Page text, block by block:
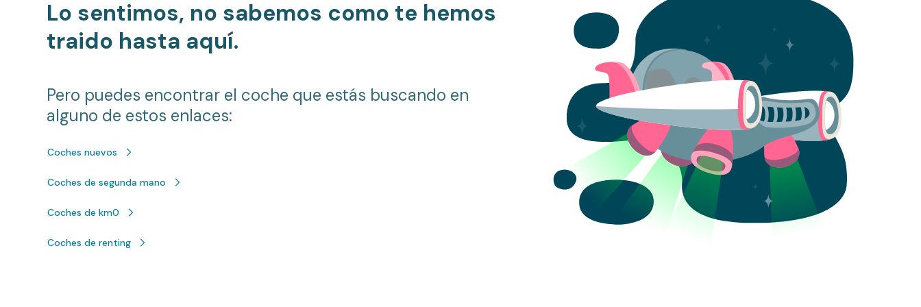
Lo sentimos, no sabemos como te hemos
traido hasta aquí.
Pero puedes encontrar el coche que estás buscando en
alguno de estos enlaces:
Coches nuevos
Coches de segunda mano
Coches de km0
Coches de renting